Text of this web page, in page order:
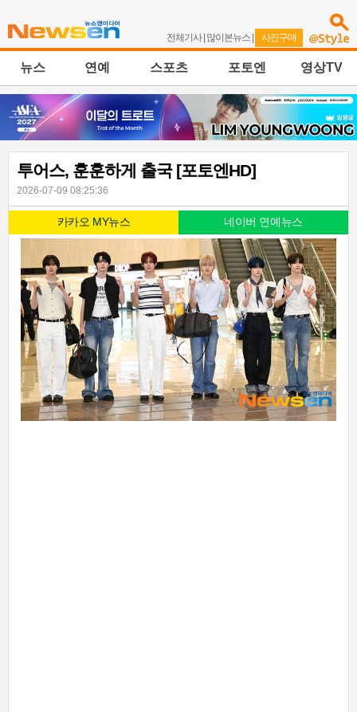
전체기사| 많이본뉴스 | 사진구매
뉴스 연예 스포츠 포토엔 영상TV
투어스, 훈훈하게 출국 [포토엔HD]
2026-07-09 08:25:36
카카오 MY뉴스 네이버 연예뉴스